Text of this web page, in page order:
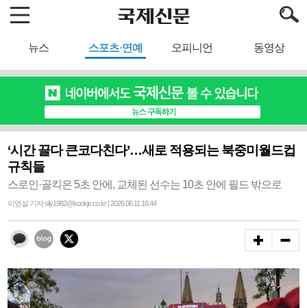
뉴스 스포츠·연예 오피니언 동영상
‘시간 끌다 큰코다친다’…새로 적용되는 북중미월드컵
규칙들
스로인·골킥은 5초 안에, 교체된 선수는 10초 안에 필드 밖으로
이영실 기자 sily1982@kookje.co.kr | 2026.06.11 16:44